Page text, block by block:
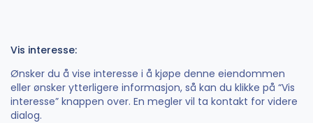
Vis interesse:
Ønsker du å vise interesse i å kjøpe denne eiendommen
eller ønsker ytterligere informasjon, så kan du klikke på “Vis
interesse” knappen over. En megler vil ta kontakt for videre
dialog.